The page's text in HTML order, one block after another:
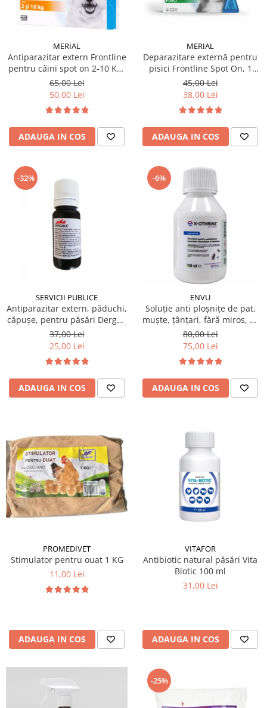
MERIAL
Antiparazitar extern Frontline
pentru câini spot on 2-10 KG,
1 pipetă
65,00 Lei
50,00 Lei
ADAUGA IN COS
MERIAL
Deparazitare externă pentru
pisici Frontline Spot On, 1
pipetă
45,00 Lei
38,00 Lei
ADAUGA IN COS
-32%
SERVICII PUBLICE
Antiparazitar extern, păduchi,
căpuşe, pentru păsări Dergall
10 ml
37,00 Lei
25,00 Lei
ADAUGA IN COS
-6%
ENVU
Soluție anti ploșnițe de pat,
muște, țânțari, fără miros, K-
OTHRINE SC 7.5 Flow 100 ml
80,00 Lei
75,00 Lei
ADAUGA IN COS
PROMEDIVET
Stimulator pentru ouat 1 KG
11,00 Lei
ADAUGA IN COS
VITAFOR
Antibiotic natural păsări Vita
Biotic 100 ml
31,00 Lei
ADAUGA IN COS
-25%